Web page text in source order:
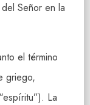
Señor en la
el término
griego,
La